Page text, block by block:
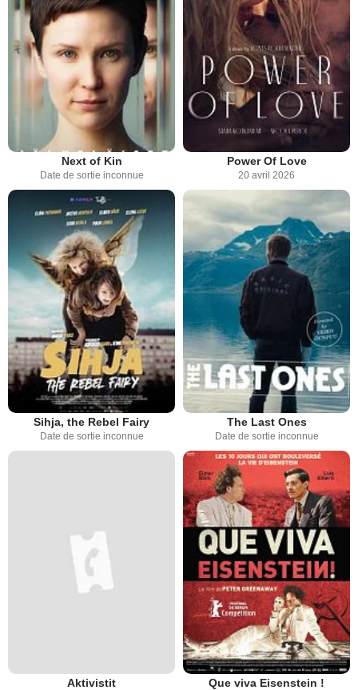
Next of Kin
Date de sortie inconnue
Power Of Love
20 avril 2026
Sihja, the Rebel Fairy
Date de sortie inconnue
The Last Ones
Date de sortie inconnue
Aktivistit Que viva Eisenstein !